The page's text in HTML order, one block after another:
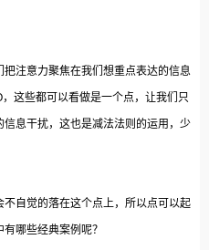
注意力聚焦在我们想重点表达的信息
这些都可以看做是一个点，让我们只
息干扰，这也是减法法则的运用，少
自觉的落在这个点上，所以点可以起
哪些经典案例呢？